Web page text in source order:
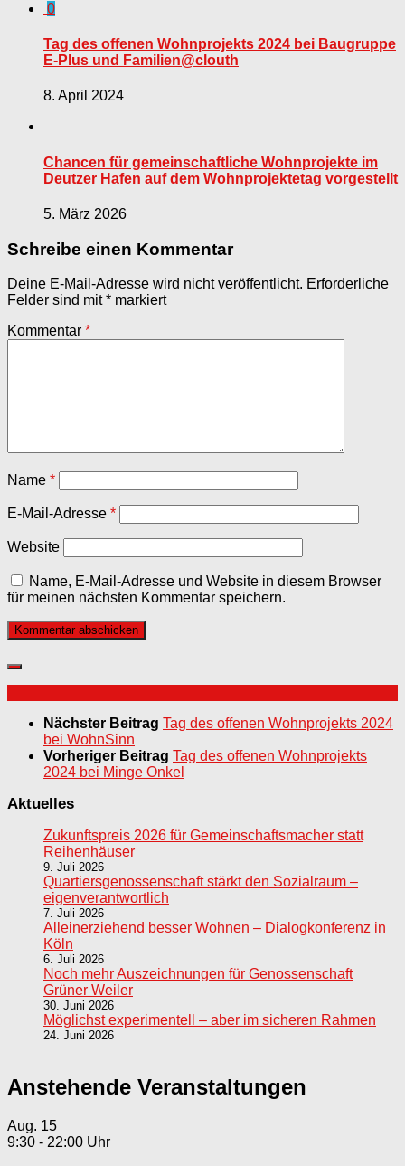
0
Tag des offenen Wohnprojekts 2024 bei Baugruppe
E-Plus und Familien@clouth
8. April 2024
Chancen für gemeinschaftliche Wohnprojekte im
Deutzer Hafen auf dem Wohnprojektetag vorgestellt
5. März 2026
Schreibe einen Kommentar
Deine E-Mail-Adresse wird nicht veröffentlicht. Erforderliche
Felder sind mit* markiert
Kommentar *
Name *
E-Mail-Adresse *
Website
Name, E-Mail-Adresse und Website in diesem Browser
für meinen nächsten Kommentar speichern.
Nächster Beitrag Tag des offenen Wohnprojekts 2024
bei WohnSinn
Vorheriger Beitrag Tag des offenen Wohnprojekts
2024 bei Minge Onkel
Aktuelles
Zukunftspreis 2026 für Gemeinschaftsmacher statt
Reihenhäuser
9. Juli 2026
Quartiersgenossenschaft stärkt den Sozialraum –
eigenverantwortlich
7. Juli 2026
Alleinerziehend besser Wohnen – Dialogkonferenz in
Köln
6. Juli 2026
Noch mehr Auszeichnungen für Genossenschaft
Grüner Weiler
30. Juni 2026
Möglichst experimentell – aber im sicheren Rahmen
24. Juni 2026
Anstehende Veranstaltungen
Aug. 15
9:30 - 22:00